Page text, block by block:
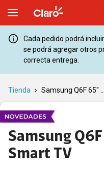
Cada pedido podrá
se podrá agregar otros
correcta entrega.
Tienda Samsung Q6F 65'' ...
Samsung
Smart TV
Samsung Q6F 65'' 4K QLED